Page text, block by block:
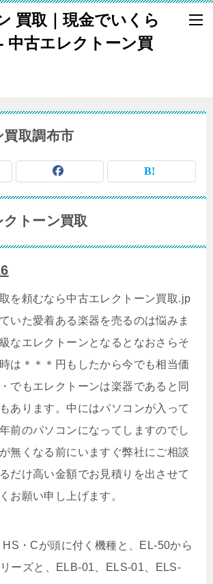
買取｜現金でいくら
中古エレクトーン買
買取調布市
トーン買取
を頼むなら中古エレクトーン買取.jp
いた愛着ある楽器を売るのは悩みま
なエレクトーンとなるとなおさらそ
は＊＊＊円もしたから今でも相当価
でもエレクトーンは楽器であると同
あります。中にはパソコンが入って
前のパソコンになってしますのでし
無くなる前にいますぐ弊社にご相談
だけ高い金額でお見積りを出させて
お願い申し上げます。
・Cが頭に付く機種と、EL-50から
ーズと、ELB-01、ELS-01、ELS-